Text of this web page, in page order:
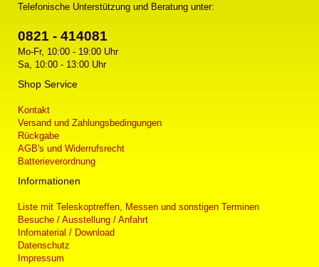
Telefonische Unterstützung und Beratung unter:
0821 - 414081
Mo-Fr, 10:00 - 19:00 Uhr
Sa, 10:00 - 13:00 Uhr
Shop Service
Kontakt
Versand und Zahlungsbedingungen
Rückgabe
AGB's und Widerrufsrecht
Batterieverordnung
Informationen
Liste mit Teleskoptreffen, Messen und sonstigen Terminen
Besuche / Ausstellung / Anfahrt
Infomaterial / Download
Datenschutz
Impressum